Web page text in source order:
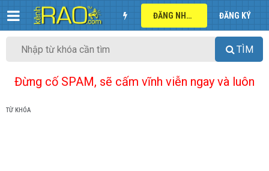
ĐĂNG NHẬP ĐĂNG KÝ
TÌM
Đừng cố SPAM, sẽ cấm vĩnh viễn ngay và luôn
TỪ KHÓA